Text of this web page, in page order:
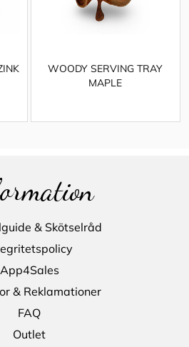
WOODY SERVING TRAY
MAPLE
& Skötselråd
App4Sales
& Reklamationer
FAQ
Outlet